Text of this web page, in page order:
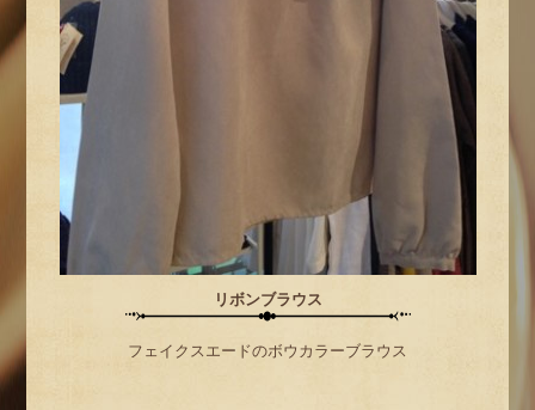
リボンブラウス
フェイクスエードのボウカラーブラウス